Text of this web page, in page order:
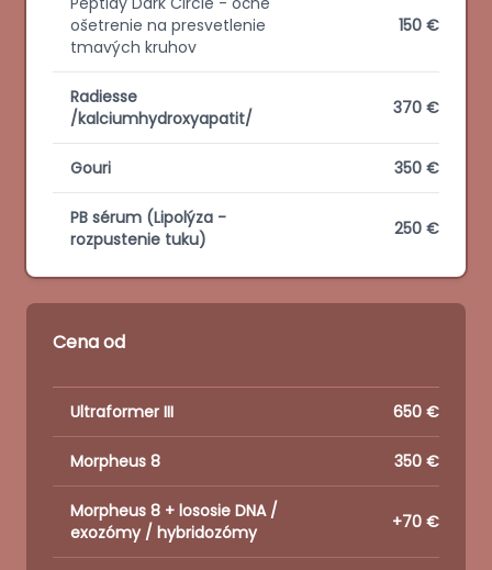
ošetrenie na presvetlenie
tmavých kruhov
150 €
Radiesse
/kalciumhydroxyapatit/
370 €
Gouri 350 €
PB sérum (Lipolýza -
rozpustenie tuku)
250 €
Cena od
Ultraformer III 650 €
Morpheus 8 350 €
Morpheus 8 + lososie DNA /
exozómy / hybridozómy
+70 €